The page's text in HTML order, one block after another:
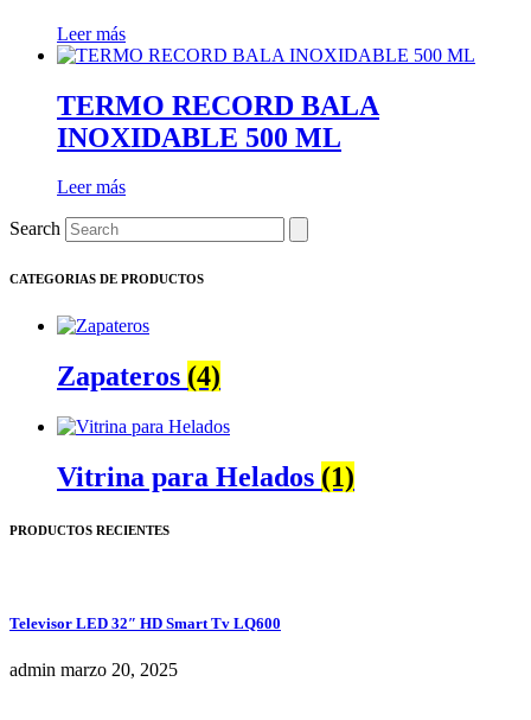
Leer más
TERMO RECORD BALA
INOXIDABLE 500 ML
Leer más
Search
CATEGORIAS DE PRODUCTOS
Zapateros (4)
Vitrina para Helados (1)
PRODUCTOS RECIENTES
Televisor LED 32″ HD Smart Tv LQ600
admin marzo 20, 2025